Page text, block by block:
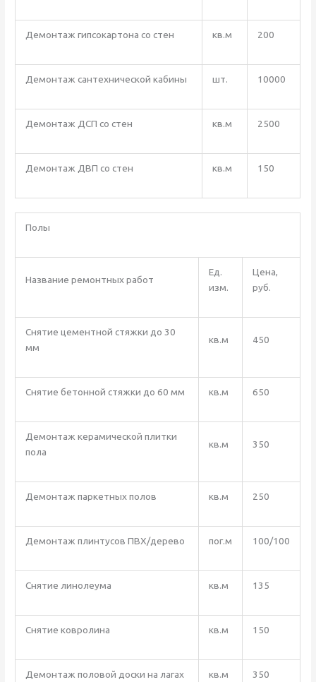
Демонтаж гипсокартона со стен кв.м 200
Демонтаж сантехнической кабины шт. 10000
Демонтаж ДСП со стен кв.м 2500
Демонтаж ДВП со стен кв.м 150
Полы
Название ремонтных работ
Ед.
изм.
Цена,
руб.
Снятие цементной стяжки до 30
мм
кв.м 450
Снятие бетонной стяжки до 60 мм кв.м 650
Демонтаж керамической плитки
пола
кв.м 350
Демонтаж паркетных полов кв.м 250
Демонтаж плинтусов ПВХ/дерево пог.м 100/100
Снятие линолеума кв.м 135
Снятие ковролина кв.м 150
Демонтаж половой доски на лагах кв.м 350